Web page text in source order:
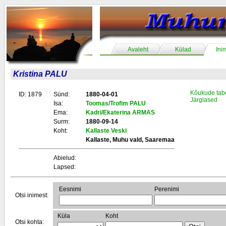
Avaleht Külad
Kristina PALU
ID: 1879 Sünd:
1880-04-01
Isa:
Toomas/Trofim PALU
Ema:
Kadri/Ekaterina ARMAS
Surm:
1880-09-14
Koht:
Kallaste Veski
Kallaste, Muhu vald, Saaremaa
Abielud:
Lapsed:
Kõukude
Järglased
Otsi inimest:
Eesnimi Perenimi
Otsi kohta:
Küla Koht